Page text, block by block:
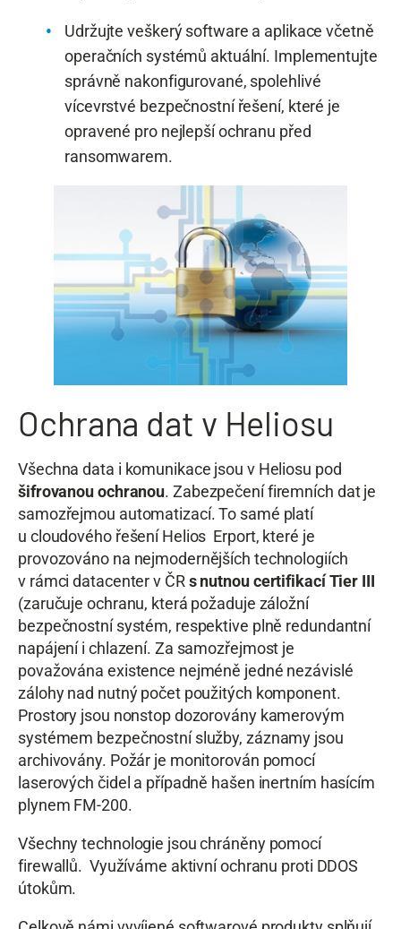
Udržujte veškerý software a aplikace včetně
operačních systémů aktuální. Implementujte
správně nakonfigurované, spolehlivé
vícevrstvé bezpečnostní řešení, které je
opravené pro nejlepší ochranu před
ransomwarem.
Ochrana dat v Heliosu
Všechna data i komunikace jsou v Heliosu pod
šifrovanou ochranou. Zabezpečení firemních dat je
samozřejmou automatizací. To samé platí
u cloudového řešení Helios Erport, které je
provozováno na nejmodernějších technologiích
v rámci datacenter v ČRs nutnou certifikací Tier III
(zaručuje ochranu, která požaduje záložní
bezpečnostní systém, respektive plně redundantní
napájení i chlazení. Za samozřejmost je
považována existence nejméně jedné nezávislé
zálohy nad nutný počet použitých komponent.
Prostory jsou nonstop dozorovány kamerovým
systémem bezpečnostní služby, záznamy jsou
archivovány. Požár je monitorován pomocí
laserových čidel a případně hašen inertním hasícím
plynem FM-200.
Všechny technologie jsou chráněny pomocí
firewallů. Využíváme aktivní ochranu proti DDOS
útokům.